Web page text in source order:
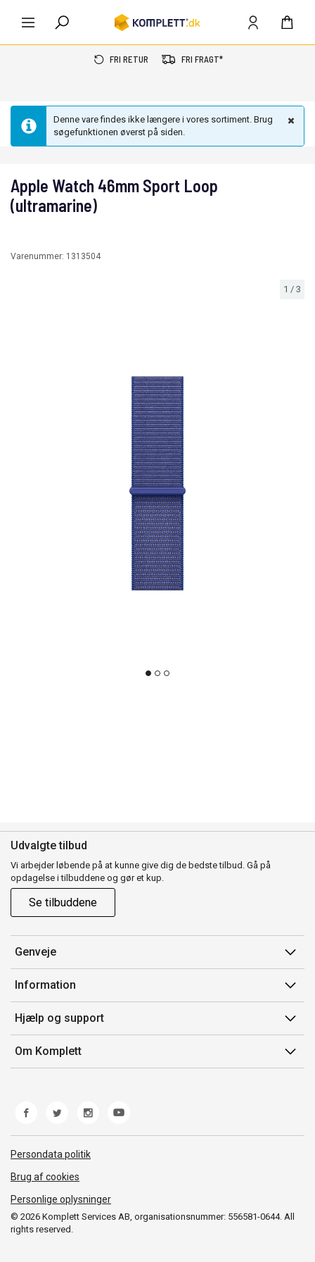
FRI RETUR FRI FRAGT*
Denne vare findes ikke længere i vores sortiment. Brug
søgefunktionen øverst på siden.
1 / 3
Apple Watch 46mm Sport Loop
(ultramarine)
Varenummer: 1313504
Udvalgte tilbud
Vi arbejder løbende på at kunne give dig de bedste tilbud. Gå på
opdagelse i tilbuddene og gør et kup.
Se tilbuddene
Genveje
Min side
Ordrehistorik
Gavekort
Information
Salgsbetingelser
Mærker/producent
Fortrydelsesret
Hjælp og support
Kontakt os
Kundeservice
Fejl/Mangler
Fragt og levering
Om Komplett
© 2026 Komplett Services AB, organisationsnummer: 556581-0644. All
rights reserved.
Persondata politik
Brug af cookies
Personlige oplysninger